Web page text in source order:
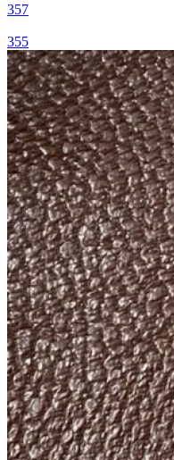
357
355